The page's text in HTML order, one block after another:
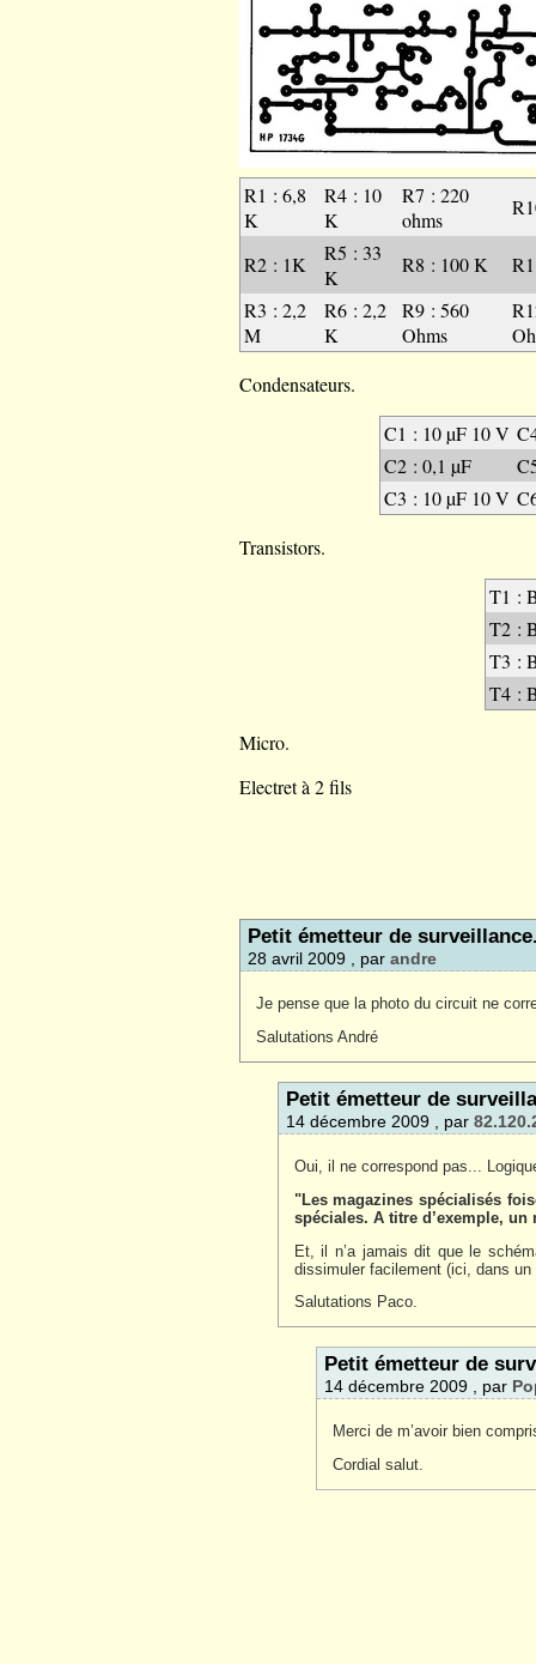
R1 : 6,8
K
R4 : 10
K
R7 : 220
ohms
R2 : 1K
R5 : 33
K
R8 : 100 K
R3 : 2,2
M
R6 : 2,2
K
R9 : 560
Ohms
Condensateurs.
C1 : 10 µF 10 V
C2 : 0,1 µF
C3 : 10 µF 10 V
Transistors.
T1 :
T2 :
T3 :
T4 :
Micro.
Electret à 2 fils
Petit émetteur de
28 avril 2009 , par andre
Je pense que la photo du circuit ne
Salutations André
Petit émetteur de
14 décembre 2009 , par
Oui, il ne correspond pas...
"Les magazines spécialisés
spéciales. A titre d’exemple,
Et, il n’a jamais dit que le
dissimuler facilement (ici, dans un
Salutations Paco.
Petit émetteur de
14 décembre 2009 , par
Merci de m’avoir bien
Cordial salut.